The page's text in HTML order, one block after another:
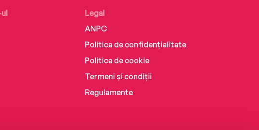
Legal
ANPC
Politica de confidențialitate
Politica de cookie
Termeni și condiții
Regulamente